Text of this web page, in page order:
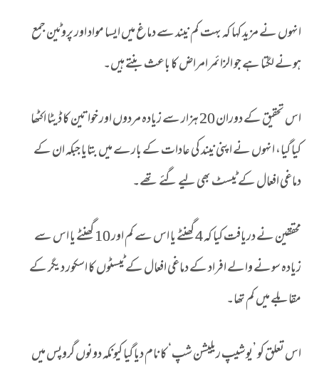
انہوں نے مزید کہا کہ بہت کم نیند سے دماغ میں ایسا مواد اور پروٹین جمع
ہونے لگتا ہے جو الزائمر امراض کا باعث بنتے ہیں۔
اس تحقیق کے دوران 20 ہزار سے زیادہ مردوں اور خواتین کا ڈیٹا اکٹھا
کیا گیا، انہوں نے اپنی نیند کی عادات کے بارے میں بتایا جبکہ ان کے
دماغی افعال کے ٹیسٹ بھی لیے گئے تھے۔
محققین نے دریافت کیا کہ 4 گھنٹے یا اس سے کم اور 10 گھنٹے یا اس سے
زیادہ سونے والے افراد کے دماغی افعال کے ٹیسٹوں کا اسکور دیگر کے
مقابلے میں کم تھا۔
اس تعلق کو ’یو شیپ ریلیشن شپ‘ کا نام دیا گیا کیونکہ دونوں گروپس میں